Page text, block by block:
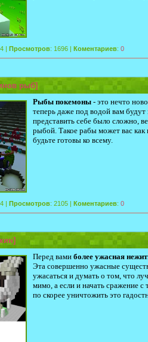
| Просмотров: 1696 | Коментариев: 0
рыб]
Рыбы покемоны - это нечто
теперь даже под водой вам будут
представить себе было сложно,
рыбой. Такое рабы может вас как
будьте готовы ко всему.
| Просмотров: 2105 | Коментариев: 0
Перед вами более ужасная
Эта совершенно ужасные
ужасаться и думать о том, что
мимо, а если и начать сражение с
по скорее уничтожить это